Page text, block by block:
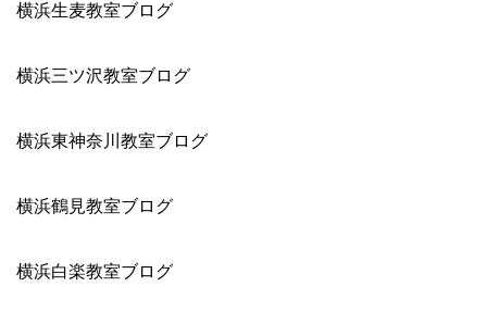
横浜生麦教室ブログ
横浜三ツ沢教室ブログ
横浜東神奈川教室ブログ
横浜鶴見教室ブログ
横浜白楽教室ブログ